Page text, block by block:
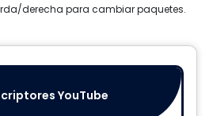
derecha para cambiar paquetes.
YouTube